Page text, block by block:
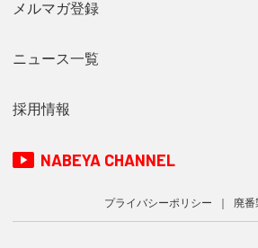
メルマガ登録
ニュース一覧
採用情報
NABEYA CHANNEL
プライバシーポリシー 廃